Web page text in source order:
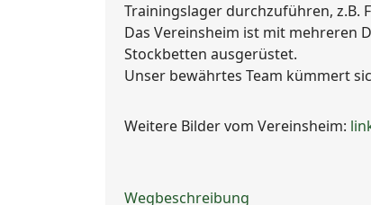
Trainingslager durchzuführen, z.B.
Das Vereinsheim ist mit mehreren
Stockbetten ausgerüstet.
Unser bewährtes Team kümmert
Weitere Bilder vom Vereinsheim:
Wegbeschreibung